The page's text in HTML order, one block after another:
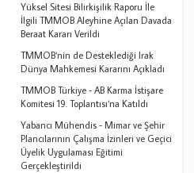
Yüksel Sitesi Bilirkişilik Raporu İle
İlgili TMMOB Aleyhine Açılan Davada
Beraat Kararı Verildi
TMMOB‘nin de Desteklediği Irak
Dünya Mahkemesi Kararını Açıkladı
TMMOB Türkiye - AB Karma İstişare
Komitesi 19. Toplantısı‘na Katıldı
Yabancı Mühendis - Mimar ve Şehir
Plancılarının Çalışma İzinleri ve Geçici
Üyelik Uygulaması Eğitimi
Gerçekleştirildi